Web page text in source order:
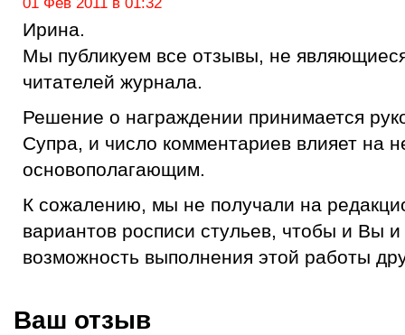
Ирина.
Мы публикуем все отзывы, не
читателей журнала.
Решение о награждении принимается
Супра, и число комментариев влияет на
основополагающим.
К сожалению, мы не получали на
вариантов росписи стульев, чтобы и Вы
возможность выполнения этой работы
Ваш отзыв